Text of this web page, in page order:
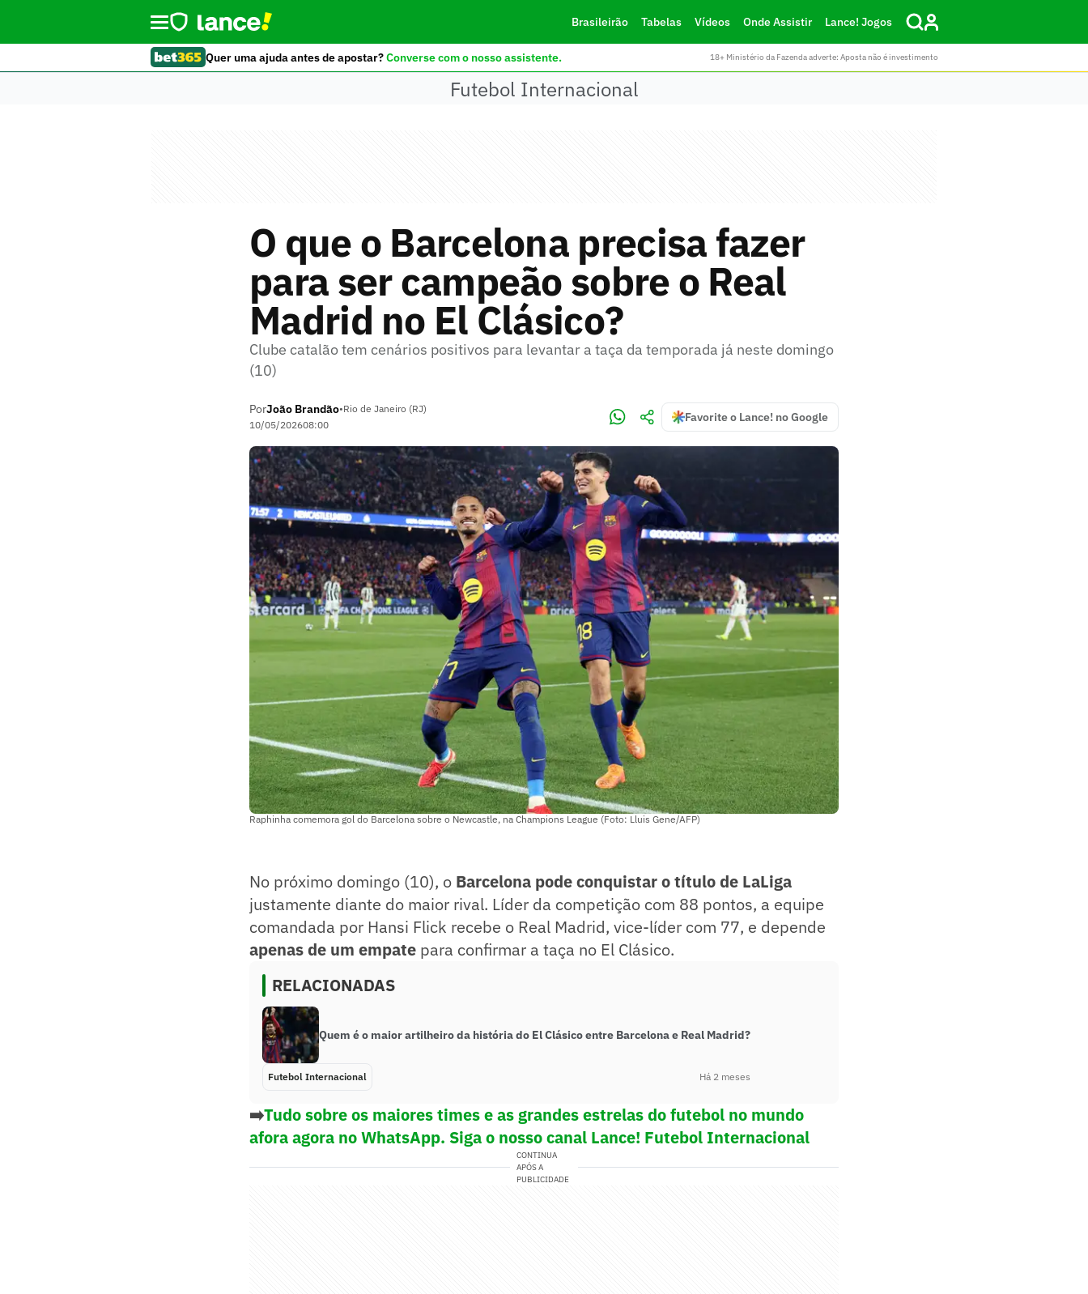
Brasileirão Tabelas Vídeos Onde Assistir Lance! Jogos
Quer uma ajuda antes de apostar?Converse com o nosso assistente. 18+ Ministério da Fazenda adverte: Aposta não é investimento
Futebol Internacional
O que o Barcelona precisa fazer
para ser campeão sobre o Real
Madrid no El Clásico?
Clube catalão tem cenários positivos para levantar a taça da temporada já neste domingo
(10)
PorJoão Brandão•Rio de Janeiro (RJ)
10/05/202608:00
Favorite o Lance! no Google
Raphinha comemora gol do Barcelona sobre o Newcastle, na Champions League (Foto: Lluis Gene/AFP)
No próximo domingo (10), o Barcelona pode conquistar o título de LaLiga
justamente diante do maior rival. Líder da competição com 88 pontos, a equipe
comandada por Hansi Flick recebe o Real Madrid, vice-líder com 77, e depende
apenas de um empate para confirmar a taça no El Clásico.
RELACIONADAS
Quem é o maior artilheiro da história do El Clásico entre Barcelona e Real Madrid?
Futebol Internacional Há 2 meses
➡️Tudo sobre os maiores times e as grandes estrelas do futebol no mundo
afora agora no WhatsApp. Siga o nosso canal Lance! Futebol Internacional
CONTINUA
APÓS A
PUBLICIDADE